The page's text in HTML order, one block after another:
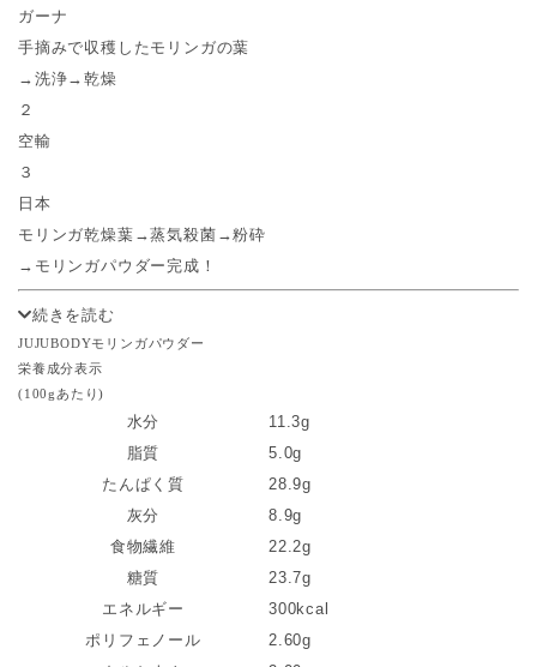
ガーナ
手摘みで収穫したモリンガの葉
→洗浄→乾燥
２
空輸
３
日本
モリンガ乾燥葉→蒸気殺菌→粉砕
→モリンガパウダー完成！
続きを読む
JUJUBODYモリンガパウダー
栄養成分表示
(100gあたり)
水分
11.3g
脂質
5.0g
たんぱく質
28.9g
灰分
8.9g
食物繊維
22.2g
糖質
23.7g
エネルギー
300kcal
ポリフェノール
2.60g